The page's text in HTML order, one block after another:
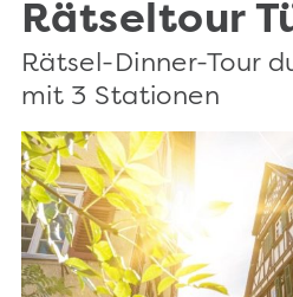
Rätseltour
Rätsel-Dinner-Tour
mit 3 Stationen